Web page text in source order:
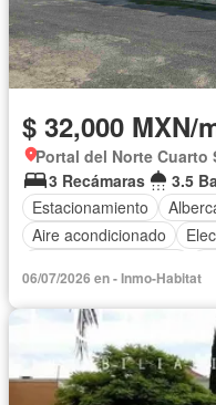
$ 32,000 MXN/
Portal del Norte Cuarto
3 Recámaras
3.5
Estacionamiento
Aire acondicionado
06/07/2026 en - Inmo-Habitat